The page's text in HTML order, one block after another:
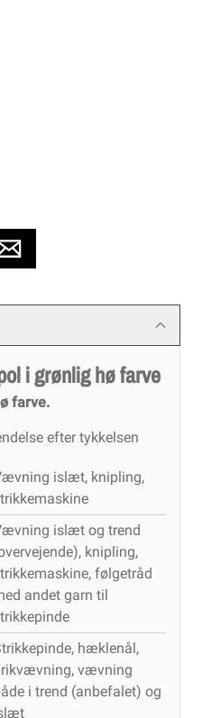
i grønlig hø farve
farve.
efter tykkelsen
islæt, knipling,
islæt og trend
knipling,
følgetråd
andet garn til
hæklenål,
vævning
i trend (anbefalet) og